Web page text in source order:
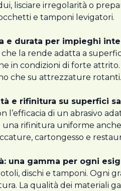
lisciare irregolarità o
e tamponi levigatori.
e durata per impieghi
la rende adatta a
in condizioni di forte
che su attrezzature rotanti.
e rifinitura su superfici
di un abrasivo
rifinitura uniforme
cartongesso e
una gamma per ogni
dischi e tamponi. Ogni
La qualità dei materiali